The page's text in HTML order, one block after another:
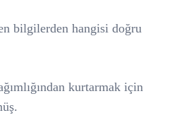
bilgilerden hangisi doğru
kurtarmak için